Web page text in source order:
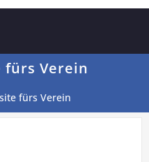
fürs Verein
fürs Verein